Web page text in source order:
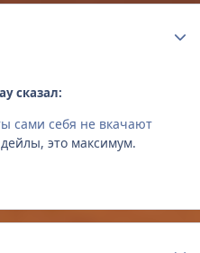
сказал:
сами себя не вкачают
это максимум.